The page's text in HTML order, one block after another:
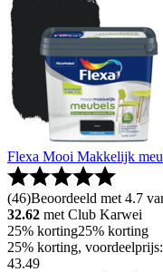
Flexa Mooi Makkelijk
(46)Beoordeeld met 4.7
32.62 met Club Karwei
25% korting25% korting
25% korting,
43.49